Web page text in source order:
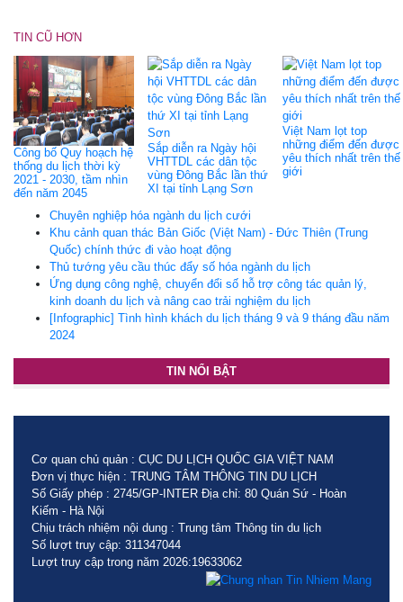
TIN CŨ HƠN
Công bố Quy hoạch hệ
thống du lịch thời kỳ
2021 - 2030, tầm nhìn
đến năm 2045
Sắp diễn ra Ngày hội
VHTTDL các dân tộc
vùng Đông Bắc lần thứ
XI tại tỉnh Lạng Sơn
Việt Nam lọt top
những điểm đến được
yêu thích nhất trên thế
giới
Chuyên nghiệp hóa ngành du lịch cưới
Khu cảnh quan thác Bản Giốc (Việt Nam) - Đức Thiên (Trung
Quốc) chính thức đi vào hoạt động
Thủ tướng yêu cầu thúc đẩy số hóa ngành du lịch
Ứng dụng công nghệ, chuyển đổi số hỗ trợ công tác quản lý,
kinh doanh du lịch và nâng cao trải nghiệm du lịch
[Infographic] Tình hình khách du lịch tháng 9 và 9 tháng đầu năm
2024
TIN NỔI BẬT
Cơ quan chủ quản : CỤC DU LỊCH QUỐC GIA VIỆT NAM
Đơn vị thực hiện : TRUNG TÂM THÔNG TIN DU LỊCH
Số Giấy phép : 2745/GP-INTER Địa chỉ: 80 Quán Sứ - Hoàn
Kiếm - Hà Nội
Chịu trách nhiệm nội dung : Trung tâm Thông tin du lịch
Số lượt truy cập: 311347044
Lượt truy cập trong năm 2026:19633062